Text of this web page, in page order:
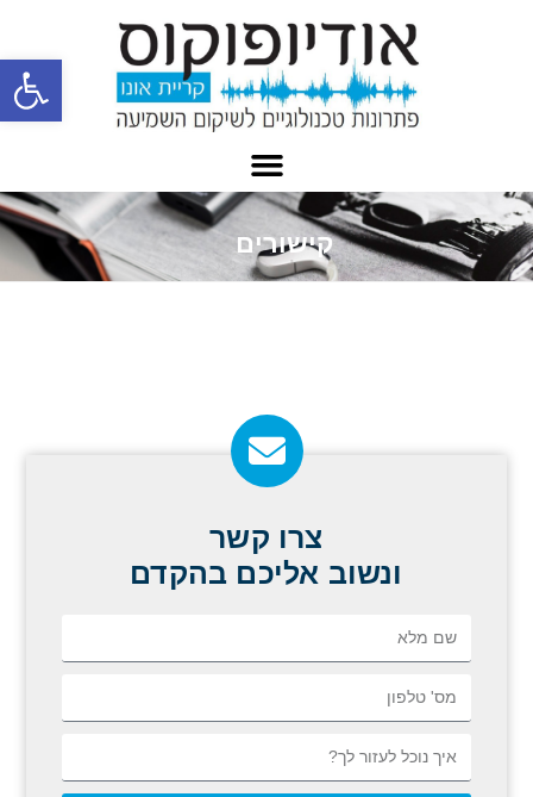
קישורים
צרו קשר
ונשוב אליכם בהקדם